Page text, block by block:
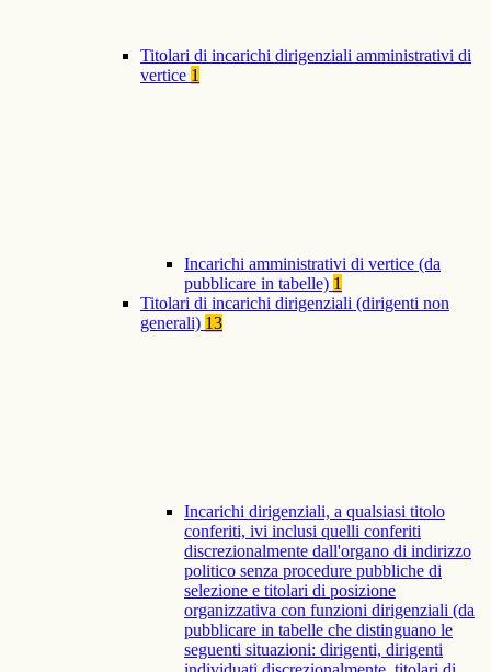
Titolari di incarichi dirigenziali amministrativi di
vertice 1
Incarichi amministrativi di vertice (da
pubblicare in tabelle) 1
Titolari di incarichi dirigenziali (dirigenti non
generali) 13
Incarichi dirigenziali, a qualsiasi titolo
conferiti, ivi inclusi quelli conferiti
discrezionalmente dall'organo di indirizzo
politico senza procedure pubbliche di
selezione e titolari di posizione
organizzativa con funzioni dirigenziali (da
pubblicare in tabelle che distinguano le
seguenti situazioni: dirigenti, dirigenti